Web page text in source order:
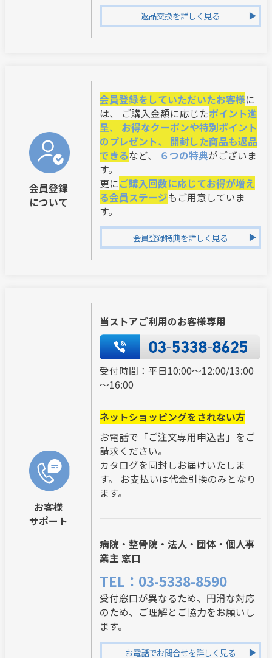
返品交換を詳しく見る
会員登録
について
会員登録をしていただいたお客様に
は、 ご購入金額に応じたポイント進
呈、 お得なクーポンや特別ポイント
のプレゼント、 開封した商品も返品
できるなど、 ６つの特典がございま
す。
更にご購入回数に応じてお得が増え
る会員ステージもご用意していま
す。
会員登録特典を詳しく見る
お客様
サポート
当ストアご利用のお客様専用
受付時間：平日10:00～12:00/13:00
～16:00
ネットショッピングをされない方
お電話で「ご注文専用申込書」をご
請求ください。
カタログを同封しお届けいたしま
す。 お支払いは代金引換のみとなり
ます。
病院・整骨院・法人・団体・個人事
業主 窓口
TEL：03-5338-8590
受付窓口が異なるため、円滑な対応
のため、ご理解とご協力をお願いし
ます。
お電話でお問合せを詳しく見る